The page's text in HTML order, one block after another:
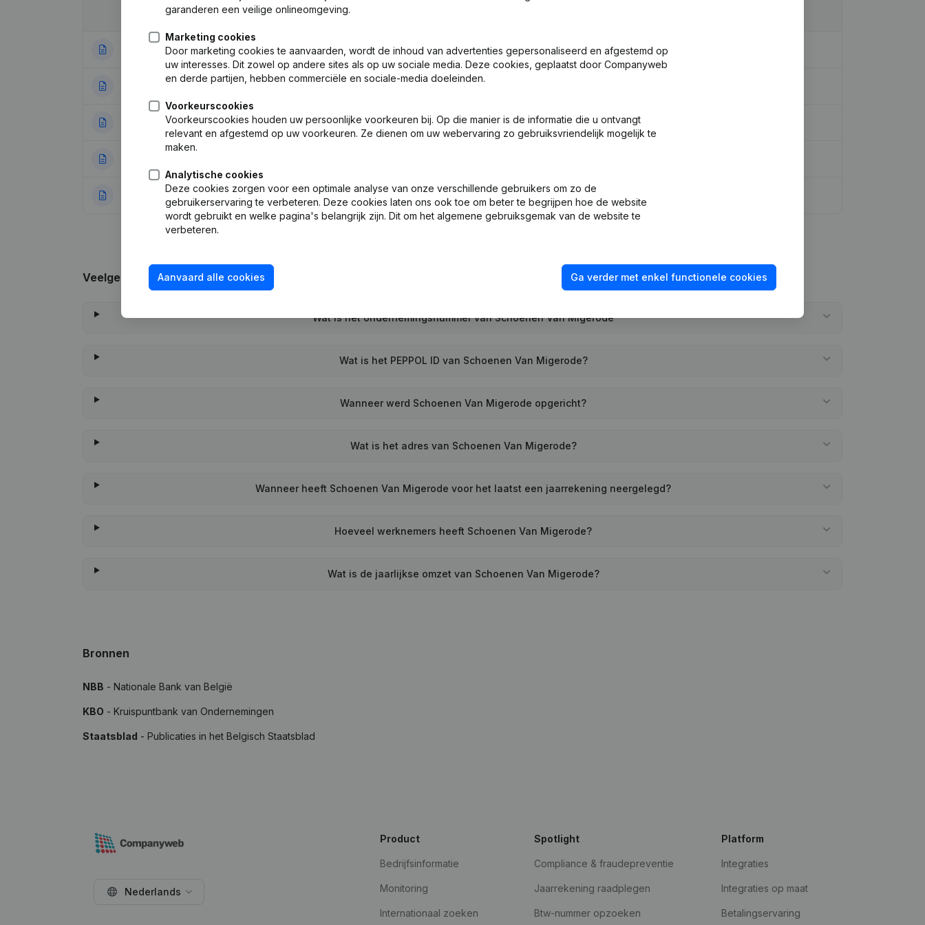
Publicatie
09-01-2024 Wijziging(en) Statuten
11-07-2016 Maatschappelijke Zetel
25-09-2013 Maatschappelijke Zetel
07-07-2006 Wijziging(en) Statuten
Veelgestelde vragen
Wat is het ondernemingsnummer van Schoenen Van Migerode
Wat is het PEPPOL ID van Schoenen Van Migerode?
Wanneer werd Schoenen Van Migerode opgericht?
Wat is het adres van Schoenen Van Migerode?
Wanneer heeft Schoenen Van Migerode voor het laatst een jaarrekening neergelegd?
Hoeveel werknemers heeft Schoenen Van Migerode?
Wat is de jaarlijkse omzet van Schoenen Van Migerode?
Bronnen
NBB - Nationale Bank van België
KBO - Kruispuntbank van Ondernemingen
Staatsblad - Publicaties in het Belgisch Staatsblad
garanderen een veilige onlineomgeving.
Marketing cookies
Door marketing cookies te aanvaarden, wordt de inhoud van advertenties gepersonaliseerd en afgestemd op
uw interesses. Dit zowel op andere sites als op uw sociale media. Deze cookies, geplaatst door Companyweb
en derde partijen, hebben commerciële en sociale-media doeleinden.
Voorkeurscookies
Voorkeurscookies houden uw persoonlijke voorkeuren bij. Op die manier is de informatie die u ontvangt
relevant en afgestemd op uw voorkeuren. Ze dienen om uw webervaring zo gebruiksvriendelijk mogelijk te
maken.
Analytische cookies
Deze cookies zorgen voor een optimale analyse van onze verschillende gebruikers om zo de
gebruikerservaring te verbeteren. Deze cookies laten ons ook toe om beter te begrijpen hoe de website
wordt gebruikt en welke pagina's belangrijk zijn. Dit om het algemene gebruiksgemak van de website te
verbeteren.
Aanvaard alle cookies Ga verder met enkel functionele cookies
Nederlands
Product
Bedrijfsinformatie
Monitoring
Internationaal zoeken
Spotlight
Compliance & fraudepreventie
Jaarrekening raadplegen
Btw-nummer opzoeken
Platform
Integraties
Integraties op maat
Betalingservaring